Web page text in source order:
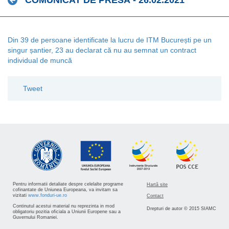
Din 39 de persoane identificate la lucru de ITM București pe un
singur șantier, 23 au declarat că nu au semnat un contract
individual de muncă
Tweet
Pentru informatii detaliate despre celelalte programe
cofinantate de Uniunea Europeana, va invitam sa
vizitati www.fonduri-ue.ro
Continutul acestui material nu reprezinta in mod
obligatoriu pozitia oficiala a Uniunii Europene sau a
Guvernului Romaniei.
Hartă site
Contact
Drepturi de autor © 2015 SIAMC